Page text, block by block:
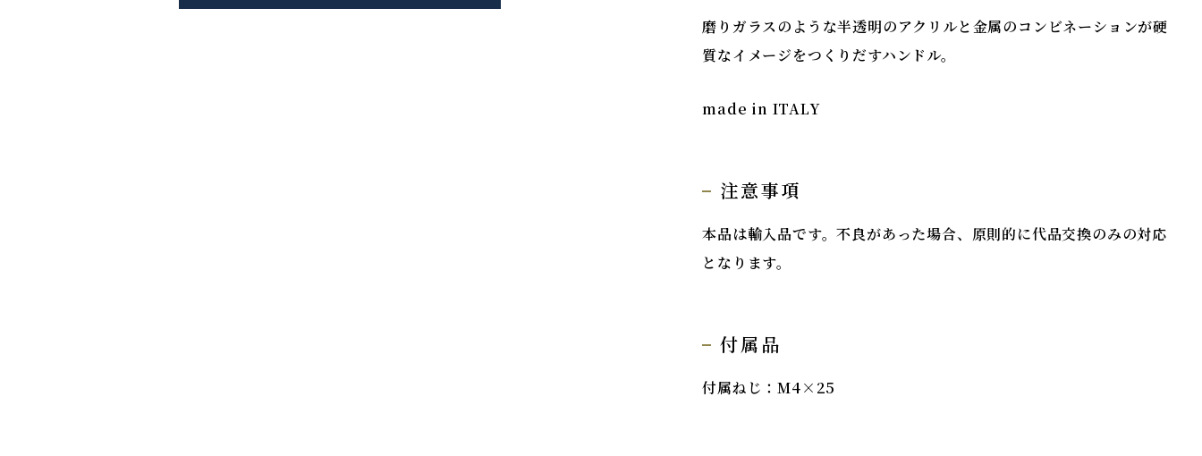
磨りガラスのような半透明のアクリルと金属のコンビネーションが硬
質なイメージをつくりだすハンドル。
made in ITALY
注意事項
本品は輸入品です。不良があった場合、原則的に代品交換のみの対応
となります。
付属品
付属ねじ：M4×25